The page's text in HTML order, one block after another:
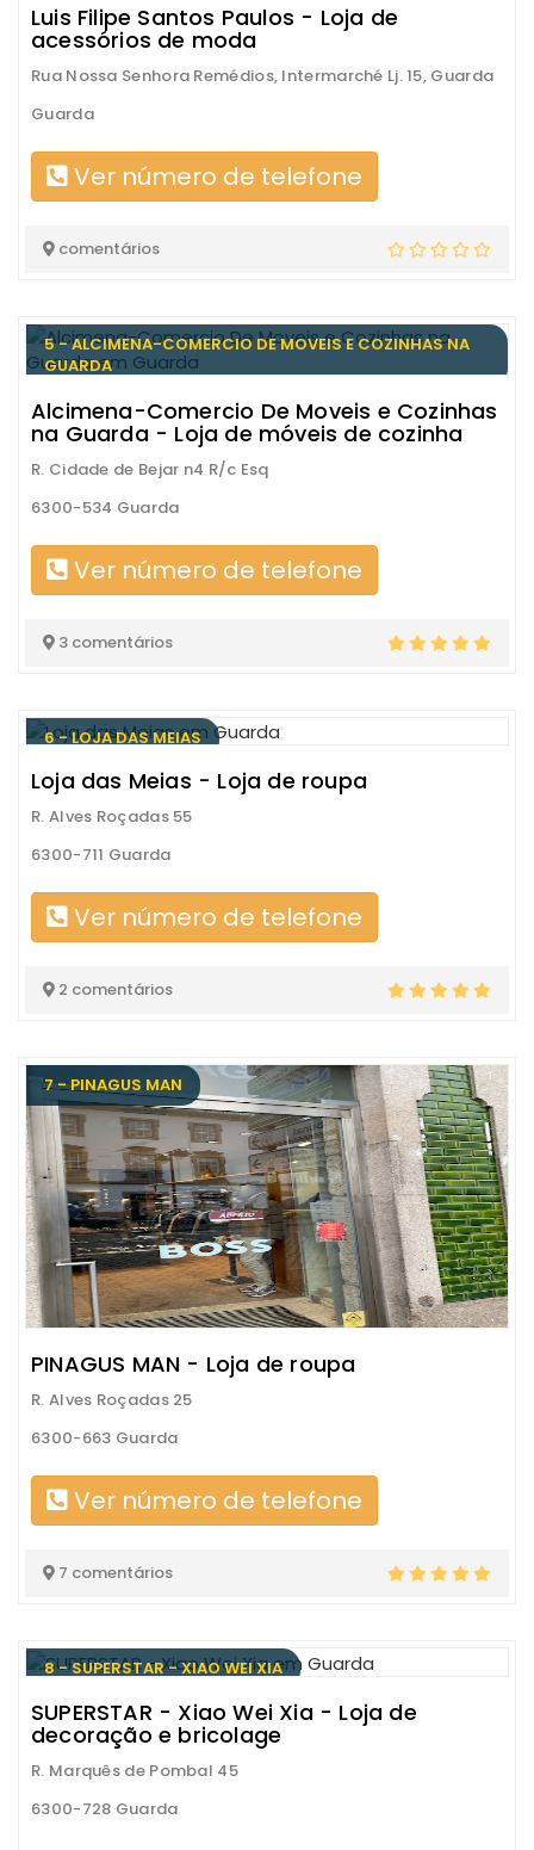
Luis Filipe Santos Paulos - Loja de
acessórios de moda
Rua Nossa Senhora Remédios, Intermarché Lj. 15, Guarda
Guarda
Ver número de telefone
comentários
5 - ALCIMENA-COMERCIO DE MOVEIS E COZINHAS NA
GUARDA
Alcimena-Comercio De Moveis e Cozinhas
na Guarda - Loja de móveis de cozinha
R. Cidade de Bejar n4 R/c Esq
6300-534 Guarda
Ver número de telefone
3 comentários
6 - LOJA DAS MEIAS
Loja das Meias - Loja de roupa
R. Alves Roçadas 55
6300-711 Guarda
Ver número de telefone
2 comentários
7 - PINAGUS MAN
PINAGUS MAN - Loja de roupa
R. Alves Roçadas 25
6300-663 Guarda
Ver número de telefone
7 comentários
8 - SUPERSTAR - XIAO WEI XIA
SUPERSTAR - Xiao Wei Xia - Loja de
decoração e bricolage
R. Marquês de Pombal 45
6300-728 Guarda